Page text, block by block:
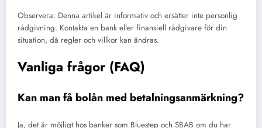
Observera: Denna artikel är informativ och ersätter inte personlig
rådgivning. Kontakta en bank eller finansiell rådgivare för din
situation, då regler och villkor kan ändras.
Vanliga frågor (FAQ)
Kan man få bolån med betalningsanmärkning?
Ja, det är möjligt hos banker som Bluestep och SBAB om du har